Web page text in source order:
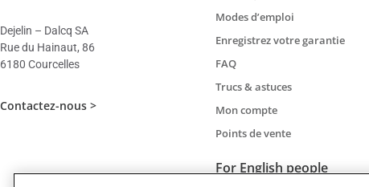
Dejelin – Dalcq SA
Rue du Hainaut, 86
6180 Courcelles
Contactez-nous >
Modes d’emploi
Enregistrez votre garantie
FAQ
Trucs & astuces
Mon compte
Points de vente
For English people